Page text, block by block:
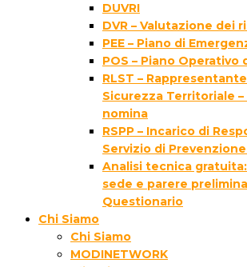
DUVRI
DVR – Valutazione dei
PEE – Piano di
POS – Piano Operativo
RLST –
Sicurezza Territoriale
nomina
RSPP – Incarico di
Servizio di
Analisi tecnica
sede e parere
Questionario
Chi Siamo
Chi Siamo
MODINETWORK